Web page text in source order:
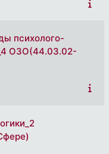
психолого-
ОЗО(44.03.02-